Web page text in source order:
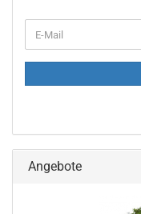
ZUR
E-
Mail
Angebote